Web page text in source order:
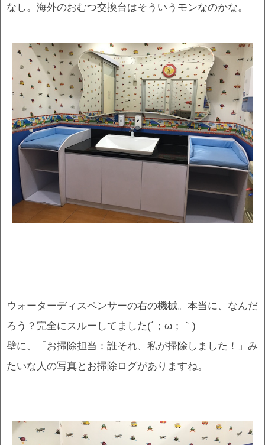
なし。海外のおむつ交換台はそういうモンなのかな。
ウォーターディスペンサーの右の機械。本当に、なんだ
ろう？完全にスルーしてました(´；ω；｀)
壁に、「お掃除担当：誰それ、私が掃除しました！」み
たいな人の写真とお掃除ログがありますね。